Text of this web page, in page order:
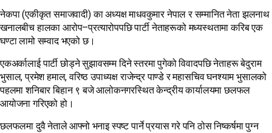
नेकपा (एकीकृत समाजवादी) का अध्यक्ष माधवकुमार नेपाल र सम्मानित नेता झलनाथ
खनालबीच हालका आरोप–प्रत्यारोपपछि पार्टी नेताहरूको मध्यस्थतामा करिब एक
घण्टा लामो सम्वाद भएको छ।
एकअर्कालाई पार्टी छोड्ने सुझावसम्म दिने स्तरमा पुगेको विवादपछि नेताहरू बेदुराम
भुसाल, प्रमेश हमाल, वरिष्ठ उपाध्यक्ष राजेन्द्र पाण्डे र महासचिव घनश्याम भुसालको
पहलमा शनिबार बिहान ९ बजे आलोकनगरस्थित केन्द्रीय कार्यालयमा छलफल
आयोजना गरिएको हो।
छलफलमा दुवै नेताले आफ्नो भनाइ स्पष्ट पार्ने प्रयास गरे पनि ठोस निष्कर्षमा पुग्न